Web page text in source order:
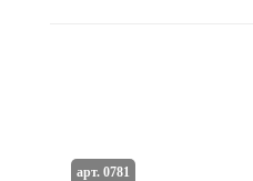
арт. 0781